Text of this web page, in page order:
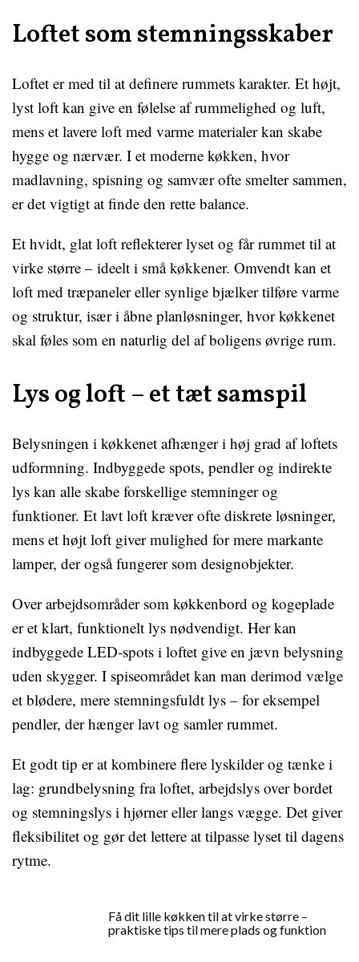
Loftet som stemningsskaber
Loftet er med til at definere rummets karakter. Et højt,
lyst loft kan give en følelse af rummelighed og luft,
mens et lavere loft med varme materialer kan skabe
hygge og nærvær. I et moderne køkken, hvor
madlavning, spisning og samvær ofte smelter sammen,
er det vigtigt at finde den rette balance.
Et hvidt, glat loft reflekterer lyset og får rummet til at
virke større – ideelt i små køkkener. Omvendt kan et
loft med træpaneler eller synlige bjælker tilføre varme
og struktur, især i åbne planløsninger, hvor køkkenet
skal føles som en naturlig del af boligens øvrige rum.
Lys og loft – et tæt samspil
Belysningen i køkkenet afhænger i høj grad af loftets
udformning. Indbyggede spots, pendler og indirekte
lys kan alle skabe forskellige stemninger og
funktioner. Et lavt loft kræver ofte diskrete løsninger,
mens et højt loft giver mulighed for mere markante
lamper, der også fungerer som designobjekter.
Over arbejdsområder som køkkenbord og kogeplade
er et klart, funktionelt lys nødvendigt. Her kan
indbyggede LED-spots i loftet give en jævn belysning
uden skygger. I spiseområdet kan man derimod vælge
et blødere, mere stemningsfuldt lys – for eksempel
pendler, der hænger lavt og samler rummet.
Et godt tip er at kombinere flere lyskilder og tænke i
lag: grundbelysning fra loftet, arbejdslys over bordet
og stemningslys i hjørner eller langs vægge. Det giver
fleksibilitet og gør det lettere at tilpasse lyset til dagens
rytme.
Få dit lille køkken til at virke større –
praktiske tips til mere plads og funktion